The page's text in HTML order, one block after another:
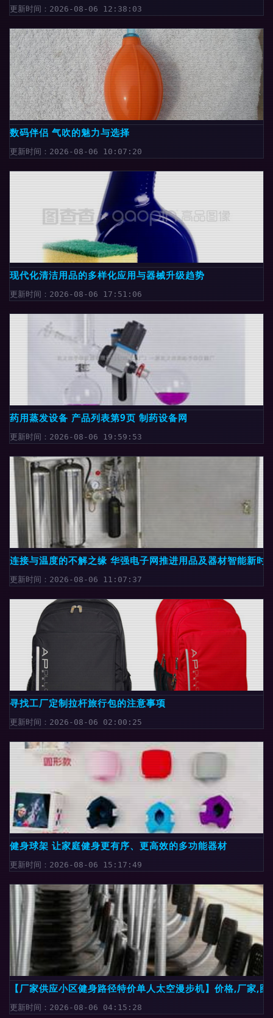
更新时间：2026-08-06 12:38:03
数码伴侣 气吹的魅力与选择
更新时间：2026-08-06 10:07:20
现代化清洁用品的多样化应用与器械升级趋势
更新时间：2026-08-06 17:51:06
药用蒸发设备 产品列表第9页 制药设备网
更新时间：2026-08-06 19:59:53
连接与温度的不解之缘 华强电子网推进用品及器材智能新时
更新时间：2026-08-06 11:07:37
寻找工厂定制拉杆旅行包的注意事项
更新时间：2026-08-06 02:00:25
健身球架 让家庭健身更有序、更高效的多功能器材
更新时间：2026-08-06 15:17:49
【厂家供应小区健身路径特价单人太空漫步机】价格,厂家,
更新时间：2026-08-06 04:15:28